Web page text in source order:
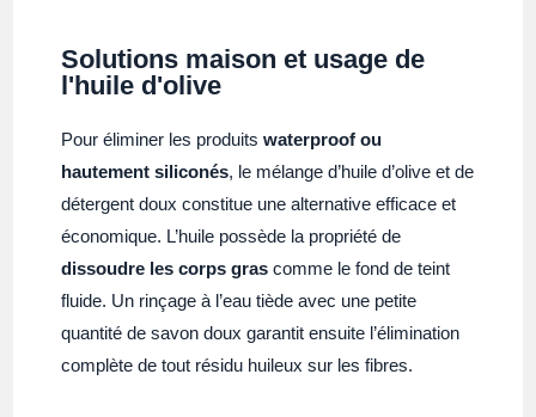
Solutions maison et usage de
l'huile d'olive
Pour éliminer les produitswaterproof ou
hautement siliconés, le mélange d’huile d’olive et de
détergent doux constitue une alternative efficace et
économique. L’huile possède la propriété de
dissoudre les corps gras comme le fond de teint
fluide. Un rinçage à l’eau tiède avec une petite
quantité de savon doux garantit ensuite l’élimination
complète de tout résidu huileux sur les fibres.